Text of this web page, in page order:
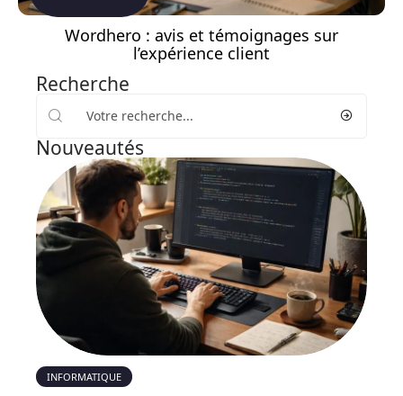
Wordhero : avis et témoignages sur
l’expérience client
Recherche
Nouveautés
INFORMATIQUE